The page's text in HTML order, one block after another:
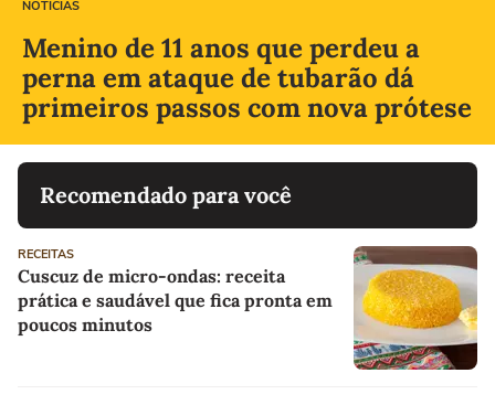
NOTÍCIAS
Menino de 11 anos que perdeu a
perna em ataque de tubarão dá
primeiros passos com nova prótese
Recomendado para você
RECEITAS
Cuscuz de micro-ondas: receita
prática e saudável que fica pronta em
poucos minutos